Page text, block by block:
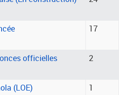
17
officielles
2
(LOE)
1